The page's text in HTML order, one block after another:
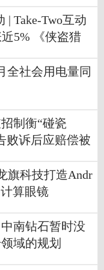
| Take-Two互动
5% 《侠盗猎
全社会用电量同
制衡“碰瓷
败诉后应赔偿被
旗科技打造Andr
算眼镜
南钻石暂时没
域的规划